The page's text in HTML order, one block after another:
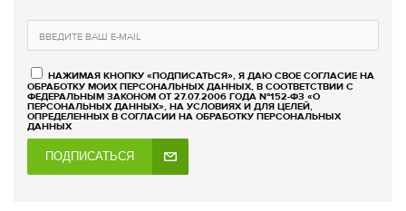
НАЖИМАЯ КНОПКУ «ПОДПИСАТЬСЯ», Я ДАЮ СВОЕ СОГЛАСИЕ НА
ОБРАБОТКУ МОИХ ПЕРСОНАЛЬНЫХ ДАННЫХ, В СООТВЕТСТВИИ С
ФЕДЕРАЛЬНЫМ ЗАКОНОМ ОТ 27.07.2006 ГОДА №152-ФЗ «О
ПЕРСОНАЛЬНЫХ ДАННЫХ», НА УСЛОВИЯХ И ДЛЯ ЦЕЛЕЙ,
ОПРЕДЕЛЕННЫХ В СОГЛАСИИ НА ОБРАБОТКУ ПЕРСОНАЛЬНЫХ
ДАННЫХ
ПОДПИСАТЬСЯ